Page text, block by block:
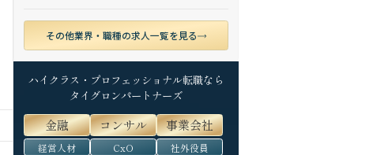
その他業界・職種の求人一覧を見る
ハイクラス・プロフェッショナル転職なら
タイグロンパートナーズ
金融 コンサル 事業会社
経営人材 CxO 社外役員